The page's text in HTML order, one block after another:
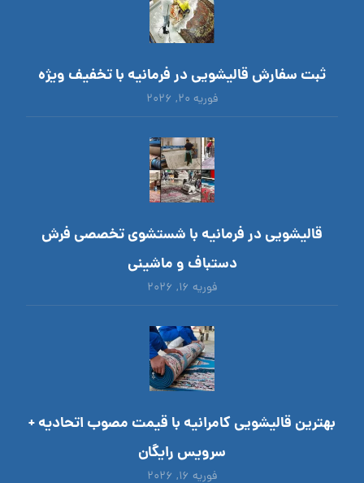
ثبت سفارش قالیشویی در فرمانیه با تخفیف ویژه
فوریه ۲۰, ۲۰۲۶
قالیشویی در فرمانیه با شستشوی تخصصی فرش
دستباف و ماشینی
فوریه ۱۶, ۲۰۲۶
بهترین قالیشویی کامرانیه با قیمت مصوب اتحادیه +
سرویس رایگان
فوریه ۱۶, ۲۰۲۶